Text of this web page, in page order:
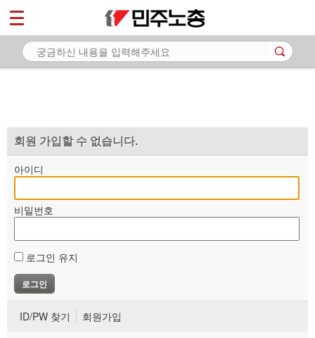
회원 가입할 수 없습니다.
아이디
비밀번호
로그인 유지
ID/PW 찾기 회원가입
마이페이지
소개
자료
부설기관